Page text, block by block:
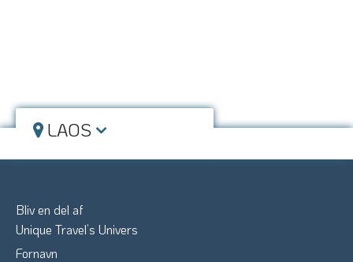
LAOS
Bliv en del af
Unique Travel’s Univers
Fornavn